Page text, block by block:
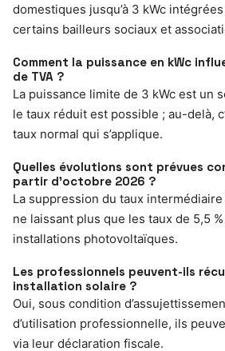
domestiques jusqu’à 3 kWc
certains bailleurs sociaux et
Comment la puissance en kWc
de TVA ?
La puissance limite de 3 kWc est un
le taux réduit est possible ; au-delà,
taux normal qui s’applique.
Quelles évolutions sont prévues
partir d’octobre 2026 ?
La suppression du taux
ne laissant plus que les taux de 5,5
installations photovoltaïques.
Les professionnels peuvent-ils
installation solaire ?
Oui, sous condition
d’utilisation professionnelle, ils
via leur déclaration fiscale.